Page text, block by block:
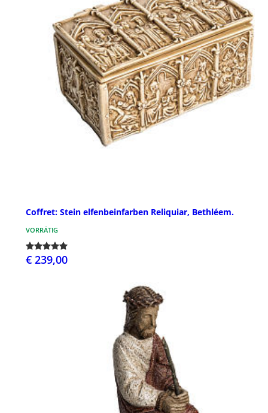
Coffret: Stein elfenbeinfarben Reliquiar, Bethléem.
VORRÄTIG
€ 239,00